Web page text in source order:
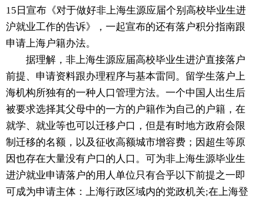
15日宣布《对于做好非上海生源应届个别高校毕业生进
沪就业工作的告诉》，一起宣布的还有落户积分指南跟
申请上海户籍办法。
据理解，非上海生源应届高校毕业生进沪直接落户
前提、申请资料跟办理程序与基本雷同。留学生落户上
海机构所独有的一种人口管理方法。一个中国人出生后
被要求选择其父母中的一方的户籍作为自己的户籍，在
就学、就业等也可以迁移户口，但是有时地方政府会限
制迁移的名额，以及征收高额城市增容费；因超生等原
因也存在大量没有户口的人口。可为非上海生源毕业生
进沪就业申请落户的用人单位只有合乎以下前提之一即
可成为申请主体：上海行政区域内的党政机关;在上海登